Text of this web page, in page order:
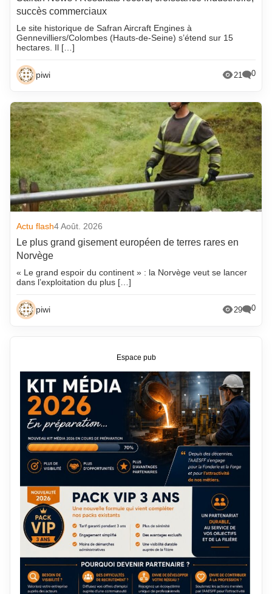
succès commerciaux
Le site historique de Safran Aircraft Engines à
Gennevilliers/Colombes (Hauts-de-Seine) s’étend sur 15
hectares. Il […]
piwi 21 0
Actu flash4 Août. 2026
Le plus grand gisement européen de terres rares en
Norvège
« Le grand espoir du continent » : la Norvège veut se lancer
dans l’exploitation du plus […]
piwi 29 0
Espace pub